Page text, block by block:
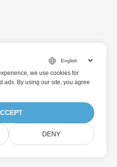
we use cookies for
ads. By using our site, you agree
DENY